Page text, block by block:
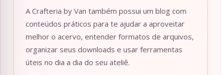
A Crafteria by Van também possui um blog com
conteúdos práticos para te ajudar a aproveitar
melhor o acervo, entender formatos de arquivos,
organizar seus downloads e usar ferramentas
úteis no dia a dia do seu ateliê.